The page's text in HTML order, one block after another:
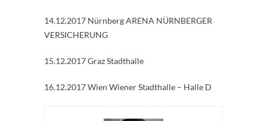
14.12.2017 Nürnberg ARENA NÜRNBERGER
VERSICHERUNG
15.12.2017 Graz Stadthalle
16.12.2017 Wien Wiener Stadthalle – Halle D